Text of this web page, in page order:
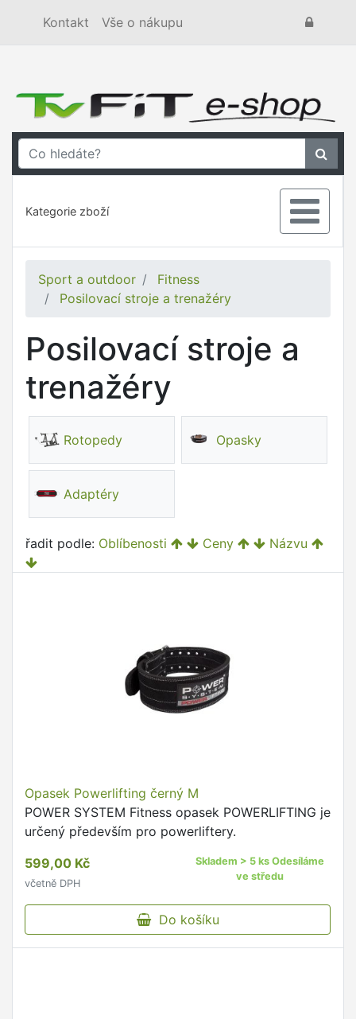
Kontakt Vše o nákupu
Kategorie zboží
Sport a outdoor
Fitness
Posilovací stroje a trenažéry
Posilovací stroje a
trenažéry
Rotopedy Opasky
Adaptéry
řadit podle: Oblíbenosti Ceny Názvu
Opasek Powerlifting černý M
POWER SYSTEM Fitness opasek POWERLIFTING je
určený především pro powerliftery.
599,00 Kč
včetně DPH
Skladem > 5 ks Odesíláme
ve středu
Do košíku